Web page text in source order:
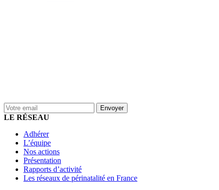
LE RÉSEAU
Adhérer
L’équipe
Nos actions
Présentation
Rapports d’activité
Les réseaux de périnatalité en France